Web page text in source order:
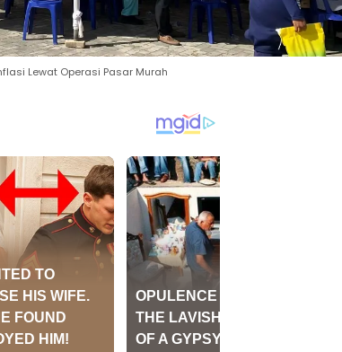
Lewat Operasi Pasar Murah